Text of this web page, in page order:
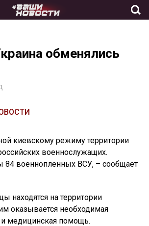
обменялись
киевскому режиму территории
военнослужащих.
84 военнопленных ВСУ, – сообщает
находятся на территории
оказывается необходимая
и медицинская помощь.